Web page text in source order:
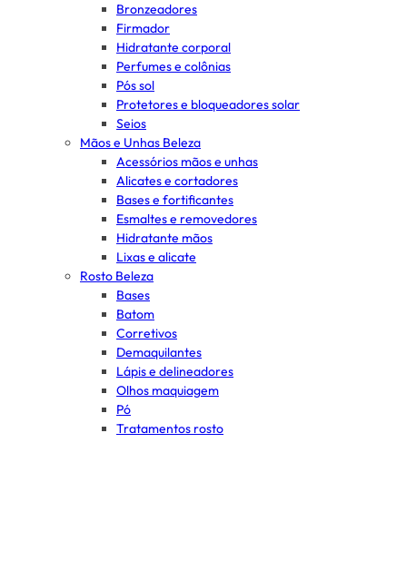
Bronzeadores
Firmador
Hidratante corporal
Perfumes e colônias
Pós sol
Protetores e bloqueadores solar
Seios
Mãos e Unhas Beleza
Acessórios mãos e unhas
Alicates e cortadores
Bases e fortificantes
Esmaltes e removedores
Hidratante mãos
Lixas e alicate
Rosto Beleza
Bases
Batom
Corretivos
Demaquilantes
Lápis e delineadores
Olhos maquiagem
Pó
Tratamentos rosto